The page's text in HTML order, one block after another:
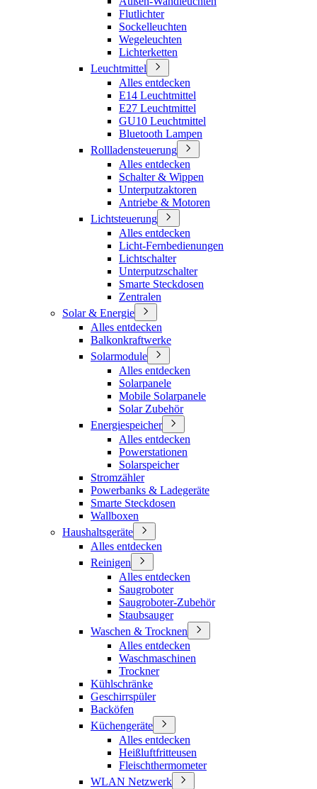
Flutlichter
Sockelleuchten
Wegeleuchten
Lichterketten
Leuchtmittel
Alles entdecken
E14 Leuchtmittel
E27 Leuchtmittel
GU10 Leuchtmittel
Bluetooth Lampen
Rollladensteuerung
Alles entdecken
Schalter & Wippen
Unterputzaktoren
Antriebe & Motoren
Lichtsteuerung
Alles entdecken
Licht-Fernbedienungen
Lichtschalter
Unterputzschalter
Smarte Steckdosen
Zentralen
Solar & Energie
Alles entdecken
Balkonkraftwerke
Solarmodule
Alles entdecken
Solarpanele
Mobile Solarpanele
Solar Zubehör
Energiespeicher
Alles entdecken
Powerstationen
Solarspeicher
Stromzähler
Powerbanks & Ladegeräte
Smarte Steckdosen
Wallboxen
Haushaltsgeräte
Alles entdecken
Reinigen
Alles entdecken
Saugroboter
Saugroboter-Zubehör
Staubsauger
Waschen & Trocknen
Alles entdecken
Waschmaschinen
Trockner
Kühlschränke
Geschirrspüler
Backöfen
Küchengeräte
Alles entdecken
Heißluftfritteusen
Fleischthermometer
WLAN Netzwerk